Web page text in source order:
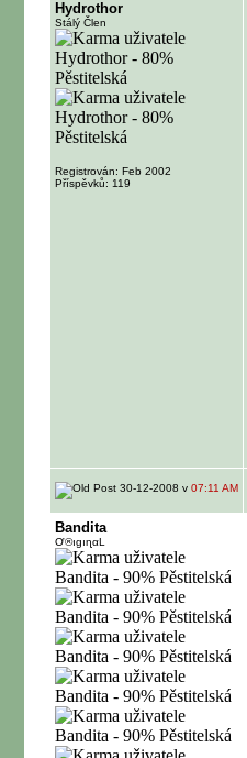
Hydrothor
Stálý Člen
Registrován: Feb 2002
Příspěvků: 119
30-12-2008 v 07:11 AM
Bandita
Ơ®ıɡıɳαL